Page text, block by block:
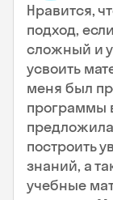
Нравится,
подход,
сложный и у
усвоить
меня был
программы
построить
знаний, а
учебные